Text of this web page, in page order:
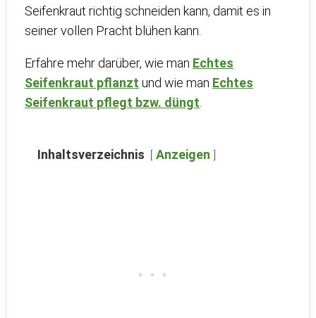
Seifenkraut richtig schneiden kann, damit es in
seiner vollen Pracht blühen kann.
Erfahre mehr darüber, wie man Echtes
Seifenkraut pflanzt und wie man Echtes
Seifenkraut pflegt bzw. düngt
Inhaltsverzeichnis Anzeigen